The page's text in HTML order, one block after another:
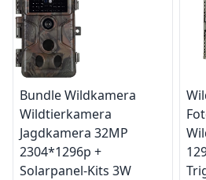
Bundle Wildkamera
Wildtierkamera
Jagdkamera 32MP
2304*1296p +
Solarpanel-Kits 3W